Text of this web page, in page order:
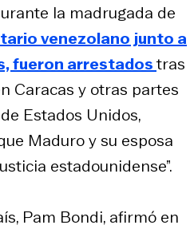
la madrugada de
venezolano junto a
fueron arrestadostras
Caracas y otras partes
Estados Unidos,
Maduro y su esposa
estadounidense”.
Pam Bondi, afirmó en